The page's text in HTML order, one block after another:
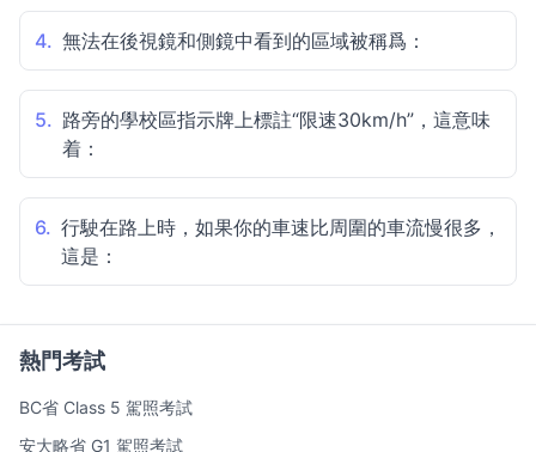
4. 無法在後視鏡和側鏡中看到的區域被稱爲：
5. 路旁的學校區指示牌上標註“限速30km/h”，這意味
着：
6. 行駛在路上時，如果你的車速比周圍的車流慢很多，
這是：
熱門考試
BC省 Class 5 駕照考試
安大略省 G1 駕照考試